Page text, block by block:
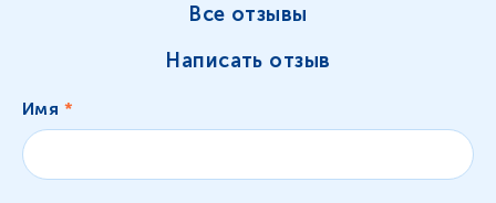
Все отзывы
Написать отзыв
Имя *